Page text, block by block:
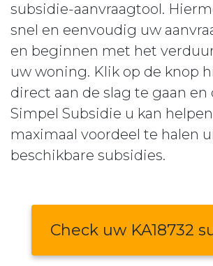
subsidie-aanvraagtool.
snel en eenvoudig uw
en beginnen met het
uw woning. Klik op de knop
direct aan de slag te gaan en
Simpel Subsidie u kan
maximaal voordeel te halen
beschikbare subsidies.
Check uw KA18732